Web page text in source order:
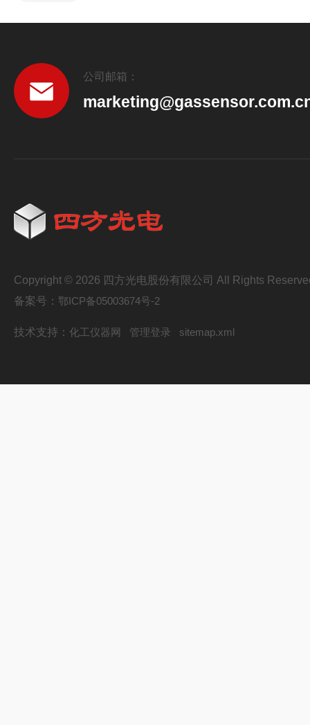
公司邮箱：
Copyright © 2026 四方光电股份有限公司 All Rights
备案号： 鄂ICP备05003674号-2
技术支持： 化工仪器网 管理登录 sitemap.xml